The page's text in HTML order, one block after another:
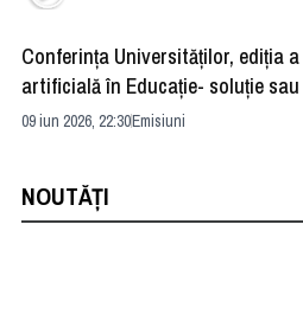
Conferința Universităților, ediția
artificială în Educație- soluție sau
09 iun 2026, 22:30Emisiuni
NOUTĂȚI